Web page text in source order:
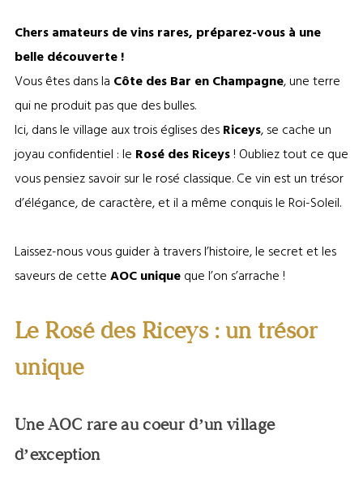
Chers amateurs de vins rares, préparez-vous à une
belle découverte !
Vous êtes dans la Côte des Bar en Champagne, une terre
qui ne produit pas que des bulles.
Ici, dans le village aux trois églises desRiceys, se cache un
joyau confidentiel : le Rosé des Riceys! Oubliez tout ce que
vous pensiez savoir sur le rosé classique. Ce vin est un trésor
d’élégance, de caractère, et il a même conquis le Roi-Soleil.
Laissez-nous vous guider à travers l’histoire, le secret et les
saveurs de cetteAOC uniqueque l’on s’arrache !
Le Rosé des Riceys : un trésor
unique
Une AOC rare au coeur d’un village
d’exception